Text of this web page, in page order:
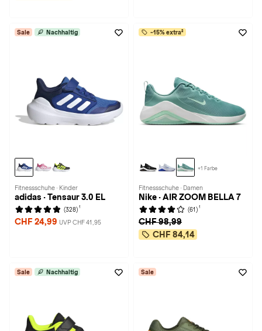
Sale Nachhaltig
Fitnessschuhe · Kinder
adidas · Tensaur 3.0 EL
(328) 1
CHF 24,99 UVP CHF 41,95
-15% extra²
+1 Farbe
Fitnessschuhe · Damen
Nike · AIR ZOOM BELLA 7
(61) 1
CHF 98,99
CHF 84,14
Sale Nachhaltig Sale